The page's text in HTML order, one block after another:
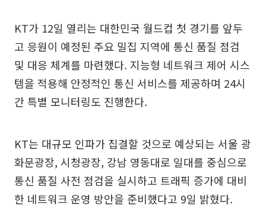
KT가 12일 열리는 대한민국 월드컵 첫 경기를 앞두
고 응원이 예정된 주요 밀집 지역에 통신 품질 점검
및 대응 체계를 마련했다. 지능형 네트워크 제어 시스
템을 적용해 안정적인 통신 서비스를 제공하며 24시
간 특별 모니터링도 진행한다.
KT는 대규모 인파가 집결할 것으로 예상되는 서울 광
화문광장, 시청광장, 강남 영동대로 일대를 중심으로
통신 품질 사전 점검을 실시하고 트래픽 증가에 대비
한 네트워크 운영 방안을 준비했다고 9일 밝혔다.